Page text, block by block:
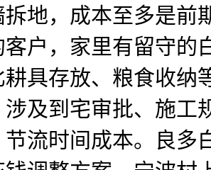
地，成本至多是前
户，家里有留守的
具存放、粮食收纳
及到宅审批、施工
流时间成本。良多